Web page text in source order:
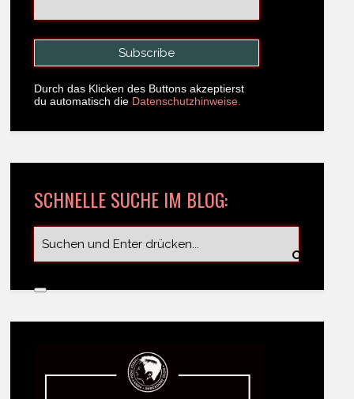
Durch das Klicken des Buttons akzeptierst
du automatisch die Datenschutzhinweise.
SCHNELLE SUCHE IM BLOG: